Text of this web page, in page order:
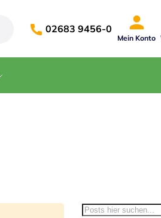
02683 9456-0
Mein Konto
Suche